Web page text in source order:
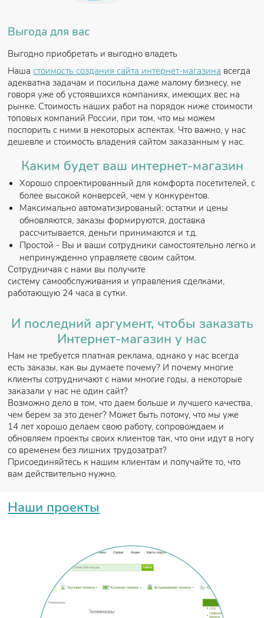
Выгода для вас
Выгодно приобретать и выгодно владеть
Нашастоимость создания сайта интернет-магазина всегда
адекватна задачам и посильна даже малому бизнесу, не
говоря уже об устоявшихся компаниях, имеющих вес на
рынке. Стоимость наших работ на порядок ниже стоимости
топовых компаний России, при том, что мы можем
поспорить с ними в некоторых аспектах. Что важно, у нас
дешевле и стоимость владения сайтом заказанным у нас.
Каким будет ваш интернет-магазин
Хорошо спроектированный для комфорта посетителей, с
более высокой конверсей, чем у конкурентов.
Максимально автоматизированый: остатки и цены
обновляются, заказы формируются, доставка
рассчитывается, деньги принимаются и т.д.
Простой - Вы и ваши сотрудники самостоятельно легко и
непринужденно управляете своим сайтом.
Сотрудничая с нами вы получите
систему самообслуживания и управления сделками,
работающую 24 часа в сутки.
И последний аргумент, чтобы заказать
Интернет-магазин у нас
Нам не требуется платная реклама, однако у нас всегда
есть заказы, как вы думаете почему? И почему многие
клиенты сотрудничают с нами многие годы, а некоторые
заказали у нас не один сайт?
Возможно дело в том, что даем больше и лучшего качества,
чем берем за это денег? Может быть потому, что мы уже
14 лет хорошо делаем свою работу, сопровождаем и
обновляем проекты своих клиентов так, что они идут в ногу
со временем без лишних трудозатрат?
Присоединяйтесь к нашим клиентам и получайте то, что
вам действительно нужно.
Наши проекты